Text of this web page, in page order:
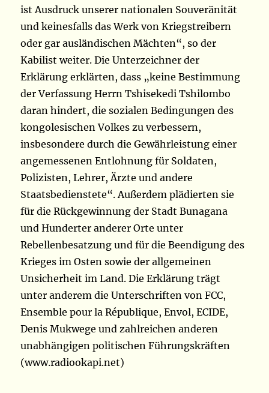
ist Ausdruck unserer nationalen Souveränität
und keinesfalls das Werk von Kriegstreibern
oder gar ausländischen Mächten“, so der
Kabilist weiter. Die Unterzeichner der
Erklärung erklärten, dass „keine Bestimmung
der Verfassung Herrn Tshisekedi Tshilombo
daran hindert, die sozialen Bedingungen des
kongolesischen Volkes zu verbessern,
insbesondere durch die Gewährleistung einer
angemessenen Entlohnung für Soldaten,
Polizisten, Lehrer, Ärzte und andere
Staatsbedienstete“. Außerdem plädierten sie
für die Rückgewinnung der Stadt Bunagana
und Hunderter anderer Orte unter
Rebellenbesatzung und für die Beendigung des
Krieges im Osten sowie der allgemeinen
Unsicherheit im Land. Die Erklärung trägt
unter anderem die Unterschriften von FCC,
Ensemble pour la République, Envol, ECIDE,
Denis Mukwege und zahlreichen anderen
unabhängigen politischen Führungskräften
(www.radiookapi.net)